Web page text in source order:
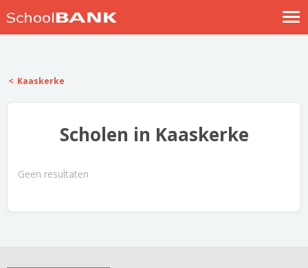
Help
Kaaskerke
Scholen in Kaaskerke
Geen resultaten